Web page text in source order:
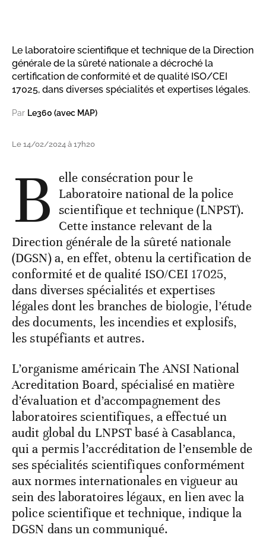
Le laboratoire scientifique et technique de la Direction
générale de la sûreté nationale a décroché la
certification de conformité et de qualité ISO/CEI
17025, dans diverses spécialités et expertises légales.
Par Le360 (avec MAP)
Le 14/02/2024 à 17h20
B elle consécration pour le
Laboratoire national de la police
scientifique et technique (LNPST).
Cette instance relevant de la
Direction générale de la sûreté nationale
(DGSN) a, en effet, obtenu la certification de
conformité et de qualité ISO/CEI 17025,
dans diverses spécialités et expertises
légales dont les branches de biologie, l’étude
des documents, les incendies et explosifs,
les stupéfiants et autres.
L’organisme américain The ANSI National
Acreditation Board, spécialisé en matière
d’évaluation et d’accompagnement des
laboratoires scientifiques, a effectué un
audit global du LNPST basé à Casablanca,
qui a permis l’accréditation de l’ensemble de
ses spécialités scientifiques conformément
aux normes internationales en vigueur au
sein des laboratoires légaux, en lien avec la
police scientifique et technique, indique la
DGSN dans un communiqué.